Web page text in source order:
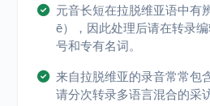
元音长短在拉脱维亚语中有
ē），因此处理后请在转录
号和专有名词。
来自拉脱维亚的录音常常包
请分次转录多语言混合的采